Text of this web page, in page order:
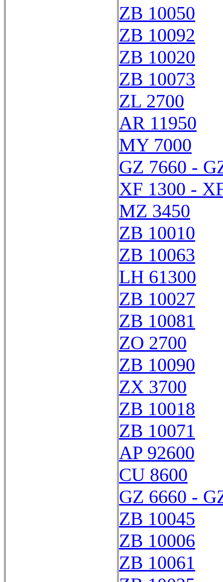
ZB 10050
ZB 10092
ZB 10020
ZB 10073
ZL 2700
AR 11950
MY 7000
GZ 7660 -
XF 1300 -
MZ 3450
ZB 10010
ZB 10063
LH 61300
ZB 10027
ZB 10081
ZO 2700
ZB 10090
ZX 3700
ZB 10018
ZB 10071
AP 92600
CU 8600
GZ 6660 -
ZB 10045
ZB 10006
ZB 10061